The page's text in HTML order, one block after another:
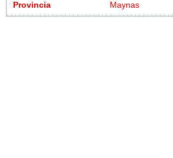
Provincia Maynas